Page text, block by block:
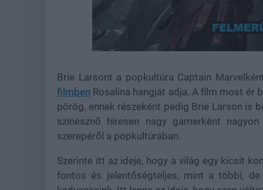
21.86%
Brie Larsont a popkultúra Captain
filmben Rosalina hangját adja. A film most ér
pörög, ennek részeként pedig Brie Larson is
színésznő híresen nagy gamerként
szerepéről a popkultúrában.
Szerinte itt az ideje, hogy a világ egy kicsit
fontos és jelentőségteljes, mint a többi,